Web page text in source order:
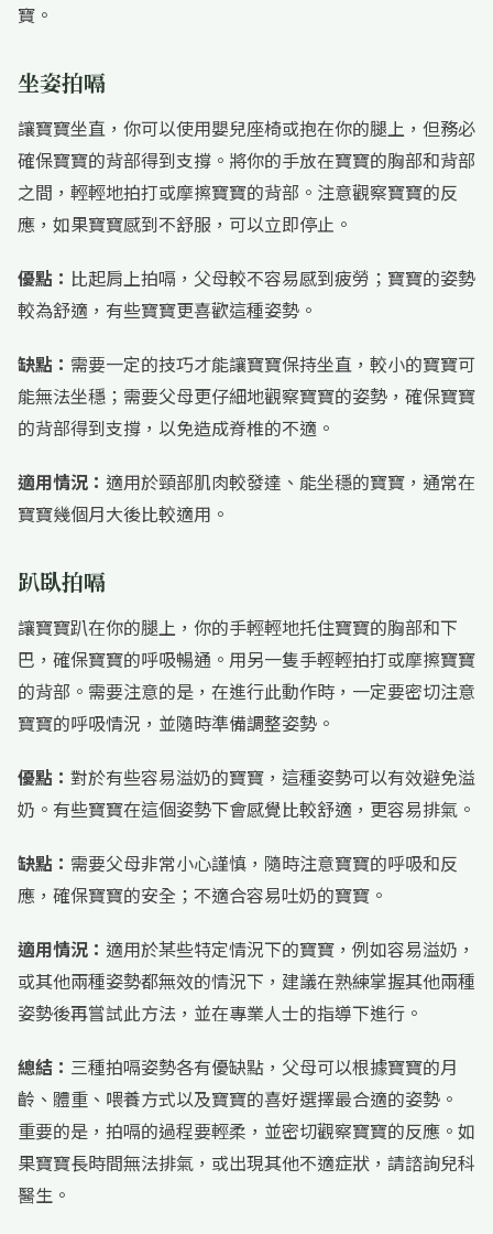
寶。
坐姿拍嗝
讓寶寶坐直，你可以使用嬰兒座椅或抱在你的腿上，但務必
確保寶寶的背部得到支撐。將你的手放在寶寶的胸部和背部
之間，輕輕地拍打或摩擦寶寶的背部。注意觀察寶寶的反
應，如果寶寶感到不舒服，可以立即停止。
優點： 比起肩上拍嗝，父母較不容易感到疲勞；寶寶的姿勢
較為舒適，有些寶寶更喜歡這種姿勢。
缺點： 需要一定的技巧才能讓寶寶保持坐直，較小的寶寶可
能無法坐穩；需要父母更仔細地觀察寶寶的姿勢，確保寶寶
的背部得到支撐，以免造成脊椎的不適。
適用情況： 適用於頸部肌肉較發達、能坐穩的寶寶，通常在
寶寶幾個月大後比較適用。
趴臥拍嗝
讓寶寶趴在你的腿上，你的手輕輕地托住寶寶的胸部和下
巴，確保寶寶的呼吸暢通。用另一隻手輕輕拍打或摩擦寶寶
的背部。需要注意的是，在進行此動作時，一定要密切注意
寶寶的呼吸情況，並隨時準備調整姿勢。
優點： 對於有些容易溢奶的寶寶，這種姿勢可以有效避免溢
奶。有些寶寶在這個姿勢下會感覺比較舒適，更容易排氣。
缺點： 需要父母非常小心謹慎，隨時注意寶寶的呼吸和反
應，確保寶寶的安全；不適合容易吐奶的寶寶。
適用情況： 適用於某些特定情況下的寶寶，例如容易溢奶，
或其他兩種姿勢都無效的情況下，建議在熟練掌握其他兩種
姿勢後再嘗試此方法，並在專業人士的指導下進行。
總結： 三種拍嗝姿勢各有優缺點，父母可以根據寶寶的月
齡、體重、喂養方式以及寶寶的喜好選擇最合適的姿勢。
重要的是，拍嗝的過程要輕柔，並密切觀察寶寶的反應。如
果寶寶長時間無法排氣，或出現其他不適症狀，請諮詢兒科
醫生。